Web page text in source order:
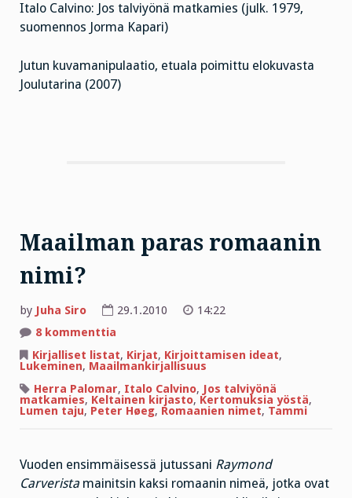
Italo Calvino: Jos talviyönä matkamies (julk. 1979,
suomennos Jorma Kapari)
Jutun kuvamanipulaatio, etuala poimittu elokuvasta
Joulutarina (2007)
Maailman paras romaanin
nimi?
by Juha Siro 29.1.2010
14:22
8 kommenttia
paras
romaanin
Kirjalliset listat, Kirjat, Kirjoittamisen ideat,
Lukeminen, Maailmankirjallisuus
Herra Palomar, Italo Calvino, Jos talviyönä
matkamies, Keltainen kirjasto, Kertomuksia yöstä,
Lumen taju, Peter Høeg, Romaanien nimet, Tammi
Vuoden ensimmäisessä jutussani Raymond
Carverista mainitsin kaksi romaanin nimeä, jotka ovat